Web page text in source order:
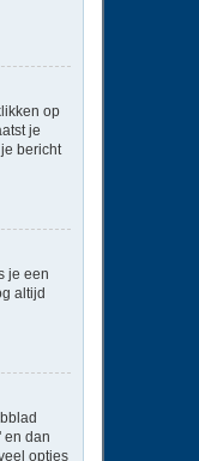
op
je
bericht
je een
altijd
en dan
opties